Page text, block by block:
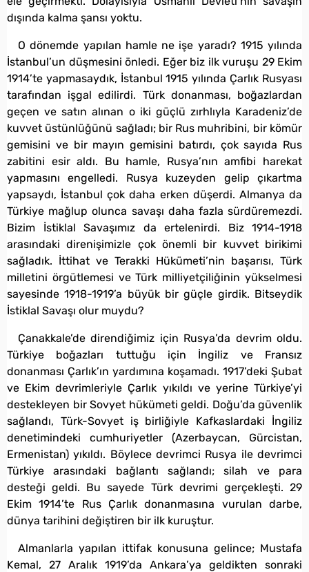
dışında kalma şansı yoktu.
O dönemde yapılan hamle ne işe yaradı? 1915 yılında
İstanbul’un düşmesini önledi. Eğer biz ilk vuruşu 29 Ekim
1914’te yapmasaydık, İstanbul 1915 yılında Çarlık Rusyası
tarafından işgal edilirdi. Türk donanması, boğazlardan
geçen ve satın alınan o iki güçlü zırhlıyla Karadeniz’de
kuvvet üstünlüğünü sağladı; bir Rus muhribini, bir kömür
gemisini ve bir mayın gemisini batırdı, çok sayıda Rus
zabitini esir aldı. Bu hamle, Rusya’nın amfibi harekat
yapmasını engelledi. Rusya kuzeyden gelip çıkartma
yapsaydı, İstanbul çok daha erken düşerdi. Almanya da
Türkiye mağlup olunca savaşı daha fazla sürdüremezdi.
Bizim İstiklal Savaşımız da ertelenirdi. Biz 1914-1918
arasındaki direnişimizle çok önemli bir kuvvet birikimi
sağladık. İttihat ve Terakki Hükümeti’nin başarısı, Türk
milletini örgütlemesi ve Türk milliyetçiliğinin yükselmesi
sayesinde 1918-1919’a büyük bir güçle girdik. Bitseydik
İstiklal Savaşı olur muydu?
Çanakkale’de direndiğimiz için Rusya’da devrim oldu.
Türkiye boğazları tuttuğu için İngiliz ve Fransız
donanması Çarlık’ın yardımına koşamadı. 1917’deki Şubat
ve Ekim devrimleriyle Çarlık yıkıldı ve yerine Türkiye’yi
destekleyen bir Sovyet hükümeti geldi. Doğu’da güvenlik
sağlandı, Türk-Sovyet iş birliğiyle Kafkaslardaki İngiliz
denetimindeki cumhuriyetler (Azerbaycan, Gürcistan,
Ermenistan) yıkıldı. Böylece devrimci Rusya ile devrimci
Türkiye arasındaki bağlantı sağlandı; silah ve para
desteği geldi. Bu sayede Türk devrimi gerçekleşti. 29
Ekim 1914’te Rus Çarlık donanmasına vurulan darbe,
dünya tarihini değiştiren bir ilk kuruştur.
Almanlarla yapılan ittifak konusuna gelince; Mustafa
Kemal, 27 Aralık 1919’da Ankara’ya geldikten sonraki